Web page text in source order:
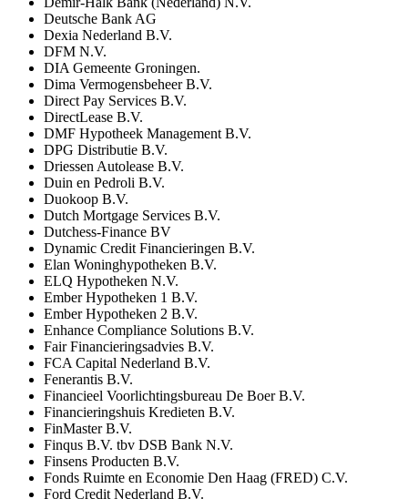
Deutsche Bank AG
Dexia Nederland B.V.
DFM N.V.
DIA Gemeente Groningen.
Dima Vermogensbeheer B.V.
Direct Pay Services B.V.
DirectLease B.V.
DMF Hypotheek Management B.V.
DPG Distributie B.V.
Driessen Autolease B.V.
Duin en Pedroli B.V.
Duokoop B.V.
Dutch Mortgage Services B.V.
Dutchess-Finance BV
Dynamic Credit Financieringen B.V.
Elan Woninghypotheken B.V.
ELQ Hypotheken N.V.
Ember Hypotheken 1 B.V.
Ember Hypotheken 2 B.V.
Enhance Compliance Solutions B.V.
Fair Financieringsadvies B.V.
FCA Capital Nederland B.V.
Fenerantis B.V.
Financieel Voorlichtingsbureau De Boer B.V.
Financieringshuis Kredieten B.V.
FinMaster B.V.
Finqus B.V. tbv DSB Bank N.V.
Finsens Producten B.V.
Fonds Ruimte en Economie Den Haag (FRED) C.V.
Ford Credit Nederland B.V.